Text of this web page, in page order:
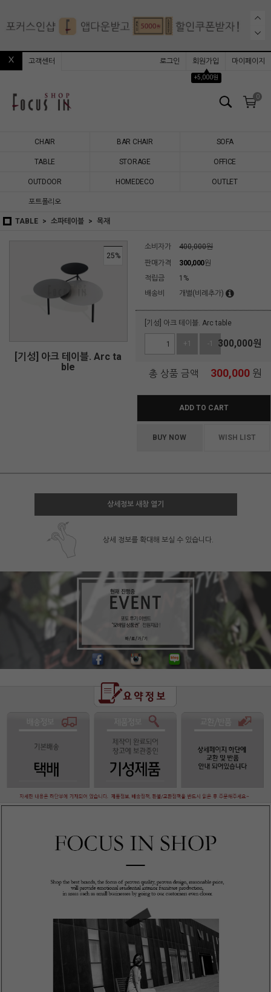
고객센터 로그인
회원가입
▲
+5,000원
마이페이지
0
CHAIR BAR CHAIR SOFA
TABLE STORAGE OFFICE
OUTDOOR HOMEDECO OUTLET
포트폴리오
TABLE 소파테이블 목재
25%
[기성] 아크 테이블. Arc ta
ble
소비자가
400,000원
판매가격
300,000원
적립금
1%
배송비
개별(비례추가)
[기성] 아크 테이블. Arc table
+1 -1 300,000원
총 상품 금액 300,000 원
ADD TO CART
BUY NOW WISH LIST
상세정보 새창 열기
상세 정보를 확대해 보실 수 있습니다.